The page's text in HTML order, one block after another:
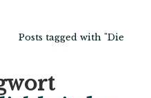
Posts tagged with "Die